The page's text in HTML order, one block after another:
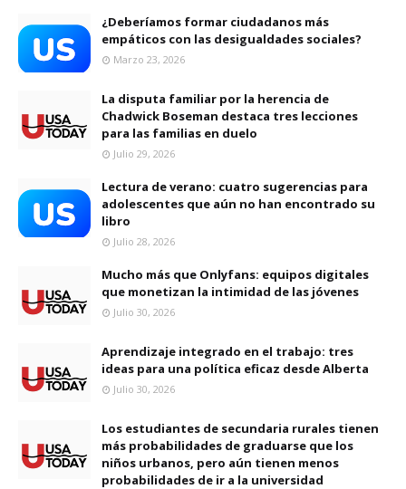
¿Deberíamos formar ciudadanos más
empáticos con las desigualdades sociales?
Marzo 23, 2026
La disputa familiar por la herencia de
Chadwick Boseman destaca tres lecciones
para las familias en duelo
Julio 29, 2026
Lectura de verano: cuatro sugerencias para
adolescentes que aún no han encontrado su
libro
Julio 28, 2026
Mucho más que Onlyfans: equipos digitales
que monetizan la intimidad de las jóvenes
Julio 30, 2026
Aprendizaje integrado en el trabajo: tres
ideas para una política eficaz desde Alberta
Julio 30, 2026
Los estudiantes de secundaria rurales tienen
más probabilidades de graduarse que los
niños urbanos, pero aún tienen menos
probabilidades de ir a la universidad